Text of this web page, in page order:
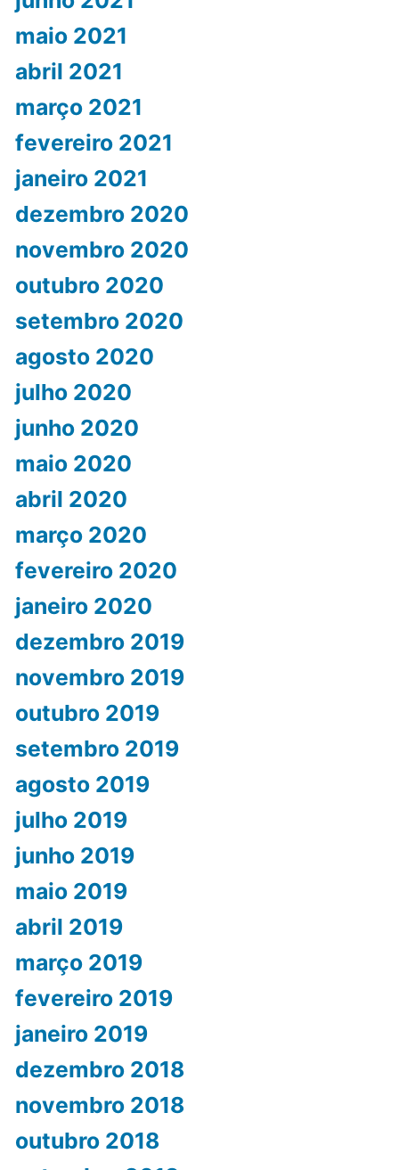
maio 2021
abril 2021
março 2021
fevereiro 2021
janeiro 2021
dezembro 2020
novembro 2020
outubro 2020
setembro 2020
agosto 2020
julho 2020
junho 2020
maio 2020
abril 2020
março 2020
fevereiro 2020
janeiro 2020
dezembro 2019
novembro 2019
outubro 2019
setembro 2019
agosto 2019
julho 2019
junho 2019
maio 2019
abril 2019
março 2019
fevereiro 2019
janeiro 2019
dezembro 2018
novembro 2018
outubro 2018